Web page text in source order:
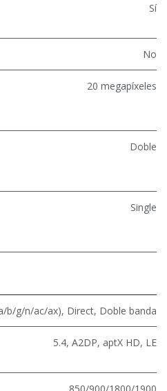
Sí
No
20 megapíxeles
Doble
Single
b/g/n/ac/ax), Direct, Doble banda
5.4, A2DP, aptX HD, LE